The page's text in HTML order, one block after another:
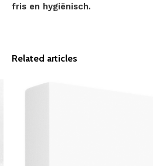
fris en hygiënisch.
Related articles